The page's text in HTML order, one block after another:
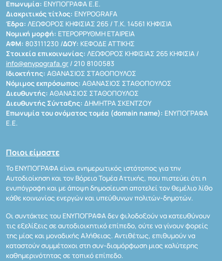
Επωνυμία: ΕΝΥΠΟΓΡΑΦΑ Ε.Ε.
Διακριτικός τίτλος: ENYPOGRAFA
Έδρα: ΛΕΩΦΟΡΟΣ ΚΗΦΙΣΙΑΣ 265 / Τ.Κ. 14561 ΚΗΦΙΣΙΑ
Νομική μορφή: ΕΤΕΡΟΡΡΥΘΜΗ ΕΤΑΙΡΕΙΑ
ΑΦΜ: 803111230 /ΔΟΥ: ΚΕΦΟΔΕ ΑΤΤΙΚΗΣ
Στοιχεία επικοινωνίας: ΛΕΩΦΟΡΟΣ ΚΗΦΙΣΙΑΣ 265 ΚΗΦΙΣΙΑ /
info@enypografa.gr / 210 8100583
Ιδιοκτήτης: ΑΘΑΝΑΣΙΟΣ ΣΤΑΘΟΠΟΥΛΟΣ
Νόμιμος εκπρόσωπος: ΑΘΑΝΑΣΙΟΣ ΣΤΑΘΟΠΟΥΛΟΣ
Διευθυντής: ΑΘΑΝΑΣΙΟΣ ΣΤΑΘΟΠΟΥΛΟΣ
Διευθυντής Σύνταξης: ΔΗΜΗΤΡΑ ΣΚΕΝΤΖΟΥ
Επωνυμία του ονόματος τομέα (domain name): ΕΝΥΠΟΓΡΑΦΑ
Ε.Ε.
Ποιοι είμαστε
Το ΕΝΥΠΟΓΡΑΦΑ είναι ενημερωτικός ιστότοπος για την
Αυτοδιοίκηση και τον Βόρειο Τομέα Αττικής, που πιστεύει ότι η
ενυπόγραφη και με άποψη δημοσίευση αποτελεί τον θεμέλιο λίθο
κάθε κοινωνίας ενεργών και υπεύθυνων πολιτών-δημοτών.
Οι συντάκτες του ΕΝΥΠΟΓΡΑΦΑ δεν φιλοδοξούν να κατευθύνουν
τις εξελίξεις σε αυτοδιοικητικό επίπεδο, ούτε να γίνουν φορείς
της μίας και μοναδικής Αλήθειας. Αντιθέτως, επιθυμούν να
καταστούν συμμέτοχοι στη συν-διαμόρφωση μιας καλύτερης
καθημερινότητας σε τοπικό επίπεδο.